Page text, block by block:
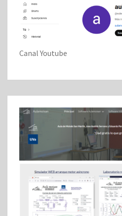
Canal Youtube